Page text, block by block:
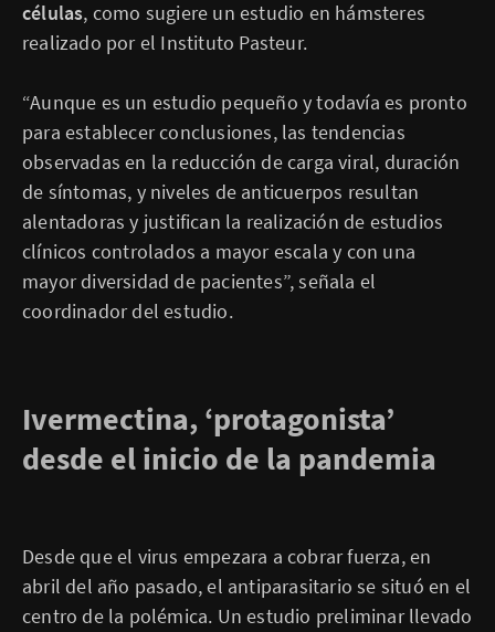
células, como sugiere un estudio en hámsteres
realizado por el Instituto Pasteur.
“Aunque es un estudio pequeño y todavía es pronto
para establecer conclusiones, las tendencias
observadas en la reducción de carga viral, duración
de síntomas, y niveles de anticuerpos resultan
alentadoras y justifican la realización de estudios
clínicos controlados a mayor escala y con una
mayor diversidad de pacientes”, señala el
coordinador del estudio.
Ivermectina, ‘protagonista’
desde el inicio de la pandemia
Desde que el virus empezara a cobrar fuerza, en
abril del año pasado, el antiparasitario se situó en el
centro de la polémica. Un estudio preliminar llevado